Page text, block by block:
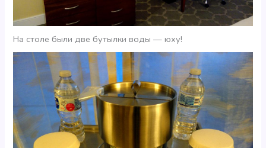
На столе были две бутылки воды — юху!